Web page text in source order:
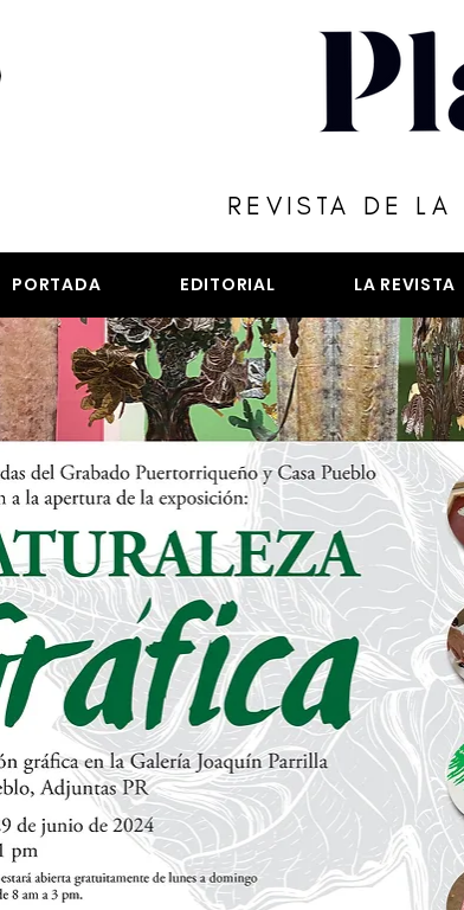
REVISTA DE
PORTADA EDITORIAL LA REVISTA